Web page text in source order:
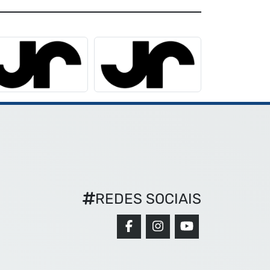
REDES SOCIAIS